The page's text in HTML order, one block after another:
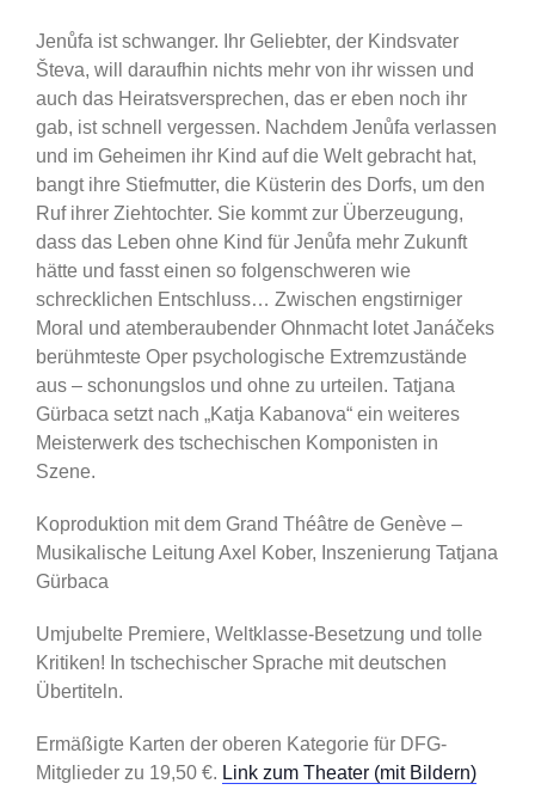
Jenůfa ist schwanger. Ihr Geliebter, der Kindsvater
Števa, will daraufhin nichts mehr von ihr wissen und
auch das Heiratsversprechen, das er eben noch ihr
gab, ist schnell vergessen. Nachdem Jenůfa verlassen
und im Geheimen ihr Kind auf die Welt gebracht hat,
bangt ihre Stiefmutter, die Küsterin des Dorfs, um den
Ruf ihrer Ziehtochter. Sie kommt zur Überzeugung,
dass das Leben ohne Kind für Jenůfa mehr Zukunft
hätte und fasst einen so folgenschweren wie
schrecklichen Entschluss… Zwischen engstirniger
Moral und atemberaubender Ohnmacht lotet Janáčeks
berühmteste Oper psychologische Extremzustände
aus – schonungslos und ohne zu urteilen. Tatjana
Gürbaca setzt nach „Katja Kabanova“ ein weiteres
Meisterwerk des tschechischen Komponisten in
Szene.
Koproduktion mit dem Grand Théâtre de Genève –
Musikalische Leitung Axel Kober, Inszenierung Tatjana
Gürbaca
Umjubelte Premiere, Weltklasse-Besetzung und tolle
Kritiken! In tschechischer Sprache mit deutschen
Übertiteln.
Ermäßigte Karten der oberen Kategorie für DFG-
Mitglieder zu 19,50 €. Link zum Theater (mit Bildern)